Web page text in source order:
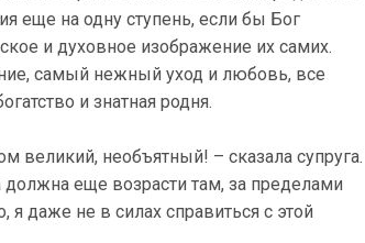
еще на одну ступень, если бы Бог
и духовное изображение их самих.
самый нежный уход и любовь, все
и знатная родня.
необъятный! – сказала супруга.
должна еще возрасти там, за пределами
даже не в силах справиться с этой